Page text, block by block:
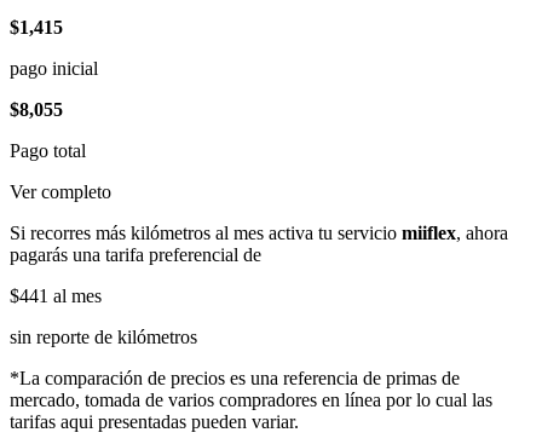
$1,415
pago inicial
$8,055
Pago total
Ver completo
Si recorres más kilómetros al mes activa tu servicio miiflex, ahora
pagarás una tarifa preferencial de
$441 al mes
sin reporte de kilómetros
*La comparación de precios es una referencia de primas de
mercado, tomada de varios compradores en línea por lo cual las
tarifas aqui presentadas pueden variar.